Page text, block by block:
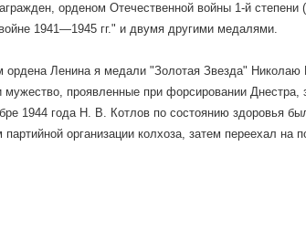
орденом Отечественной войны 1-й
1941—1945 гг." и двумя другими медалями.
ордена Ленина я медали "Золотая Звезда" Николаю
мужество, проявленные при форсировании Днестра,
1944 года Н. В. Котлов по состоянию здоровья
организации колхоза, затем переехал на